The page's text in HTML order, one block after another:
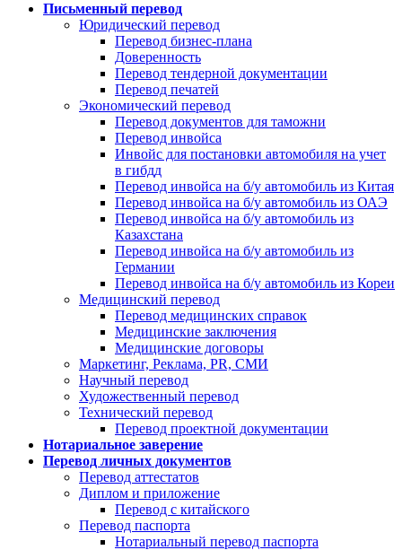
Письменный перевод
Юридический перевод
Перевод бизнес-плана
Доверенность
Перевод тендерной документации
Перевод печатей
Экономический перевод
Перевод документов для таможни
Перевод инвойса
Инвойс для постановки автомобиля на учет
в гибдд
Перевод инвойса на б/у автомобиль из Китая
Перевод инвойса на б/у автомобиль из ОАЭ
Перевод инвойса на б/у автомобиль из
Казахстана
Перевод инвойса на б/у автомобиль из
Германии
Перевод инвойса на б/у автомобиль из Кореи
Медицинский перевод
Перевод медицинских справок
Медицинские заключения
Медицинские договоры
Маркетинг, Реклама, PR, СМИ
Научный перевод
Художественный перевод
Технический перевод
Перевод проектной документации
Нотариальное заверение
Перевод личных документов
Перевод аттестатов
Диплом и приложение
Перевод с китайского
Перевод паспорта
Нотариальный перевод паспорта